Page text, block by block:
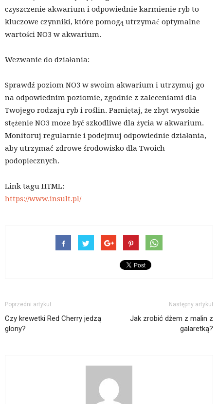
czyszczenie akwarium i odpowiednie karmienie ryb to
kluczowe czynniki, które pomogą utrzymać optymalne
wartości NO3 w akwarium.
Wezwanie do działania:
Sprawdź poziom NO3 w swoim akwarium i utrzymuj go
na odpowiednim poziomie, zgodnie z zaleceniami dla
Twojego rodzaju ryb i roślin. Pamiętaj, że zbyt wysokie
stężenie NO3 może być szkodliwe dla życia w akwarium.
Monitoruj regularnie i podejmuj odpowiednie działania,
aby utrzymać zdrowe środowisko dla Twoich
podopiecznych.
Link tagu HTML:
https://www.insult.pl/
Poprzedni artykuł
Czy krewetki Red Cherry jedzą
glony?
Następny artykuł
Jak zrobić dżem z malin z
galaretką?